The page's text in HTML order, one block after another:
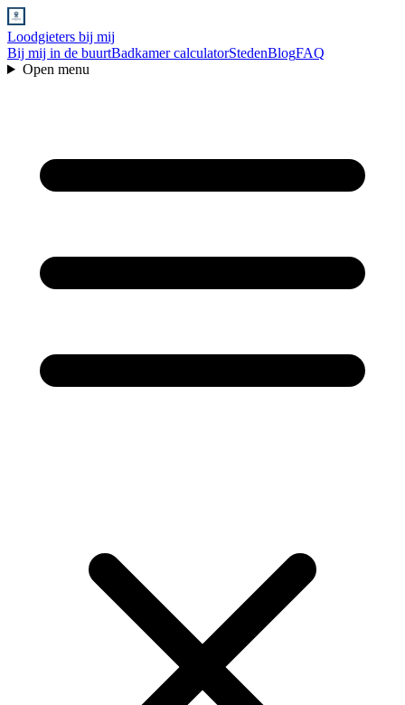
Loodgieters bij mij
Bij mij in de buurtBadkamer calculatorStedenBlogFAQ
Open menu